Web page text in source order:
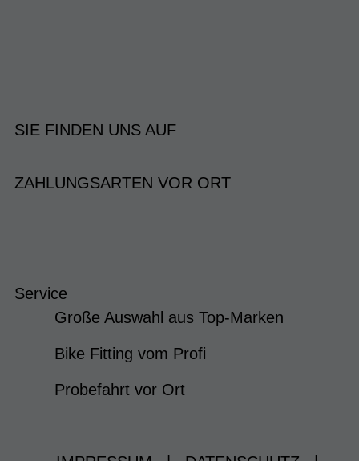
SIE FINDEN UNS AUF
ZAHLUNGSARTEN VOR ORT
Service
Große Auswahl aus Top-Marken
Bike Fitting vom Profi
Probefahrt vor Ort